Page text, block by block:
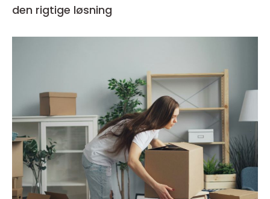
den rigtige løsning